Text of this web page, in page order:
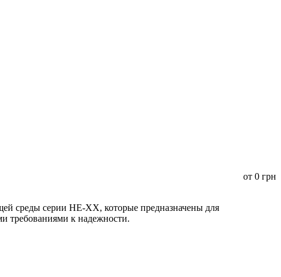
от 0 грн
среды серии HE-XX, которые предназначены для
требованиями к надежности.